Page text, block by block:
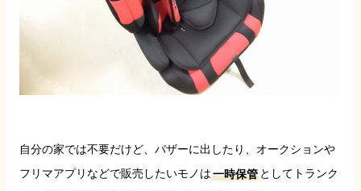
自分の家では不要だけど、バザーに出したり、オークションや
フリマアプリなどで販売したいモノは一時保管 としてトランク